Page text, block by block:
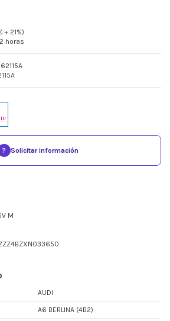
+ 21%)
horas
? Solicitar información
M
AUDI
A6 BERLINA (4B2)